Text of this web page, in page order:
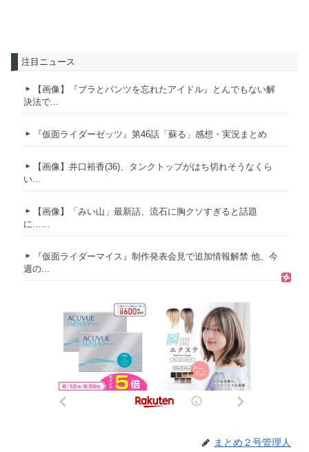
注目ニュース
【画像】『ブラとパンツを忘れたアイドル』とんでもない解
決法で...
『仮面ライダーゼッツ』第46話「蘇る」感想・実況まとめ
【画像】井口裕香(36)、タンクトップがはち切れそうなくら
い...
【画像】「みい山」最新話、流石に胸クソすぎると話題
に……
『仮面ライダーマイス』制作発表会見で追加情報解禁 他、今
週の...
まとめ２号管理人